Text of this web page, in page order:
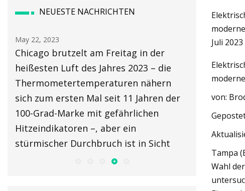
NEUESTE NACHRICHTEN
May 22, 2023
Chicago brutzelt am Freitag in der
heißesten Luft des Jahres 2023 – die
Thermometertemperaturen nähern
sich zum ersten Mal seit 11 Jahren der
100-Grad-Marke mit gefährlichen
Hitzeindikatoren –, aber ein
stürmischer Durchbruch ist in Sicht
May 24, 2023
Leistung,
Juli
von:
Tampa
Wahl